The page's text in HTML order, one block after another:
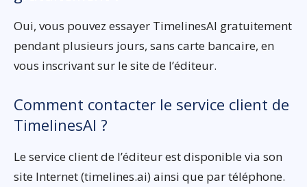
Oui, vous pouvez essayer TimelinesAI gratuitement
pendant plusieurs jours, sans carte bancaire, en
vous inscrivant sur le site de l’éditeur.
Comment contacter le service client de
TimelinesAI ?
Le service client de l’éditeur est disponible via son
site Internet (timelines.ai) ainsi que par téléphone.